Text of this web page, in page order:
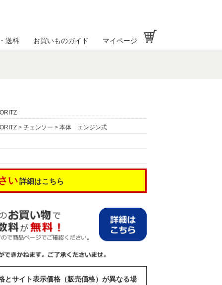
送料 お買いものガイド マイページ
> チェンソー > 本体 エンジン式
い 詳細はこちら
とサイト表示価格（販売価格）が異なる場